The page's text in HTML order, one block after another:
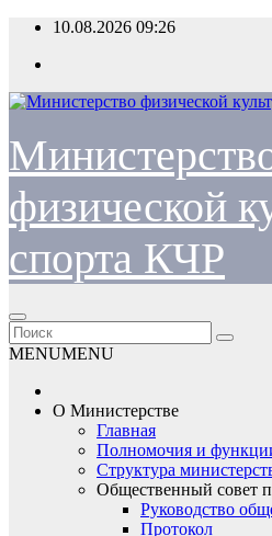
Перейти
содержимому
10.08.2026 09:26
физической
спорта КЧР
MENUMENU
О Министерстве
Главная
Полномочия и
Структура
Общественный совет
Руководство
Протокол